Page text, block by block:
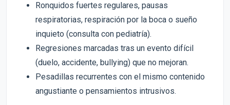
Ronquidos fuertes regulares, pausas
respiratorias, respiración por la boca o sueño
inquieto (consulta con pediatría).
Regresiones marcadas tras un evento difícil
(duelo, accidente, bullying) que no mejoran.
Pesadillas recurrentes con el mismo contenido
angustiante o pensamientos intrusivos.